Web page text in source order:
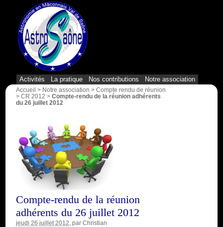
Activités La pratique Nos contributions Notre association
Accueil > Notre association > Compte rendu de réunion
> CR 2012 > Compte-rendu de la réunion adhérents
du 26 juillet 2012
Compte-rendu de la réunion
adhérents du 26 juillet 2012
jeudi 26 juillet 2012 , par Christian